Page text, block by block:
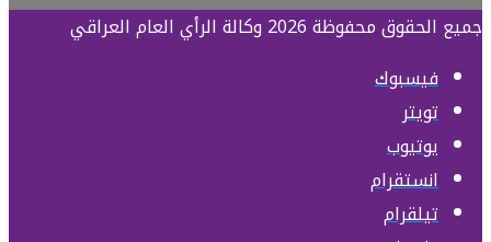
جميع الحقوق محفوظة 2026 وكالة الرأي العام العراقي
فيسبوك
تويتر
يوتيوب
انستقرام
تيلقرام